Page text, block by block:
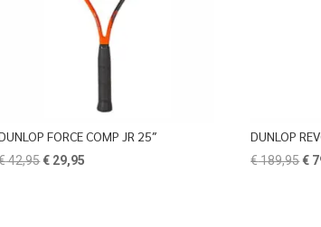
FORCE COMP JR 25″
42,95Oorspronkelijke
€ 29,95
DUNLOP
€189,95€